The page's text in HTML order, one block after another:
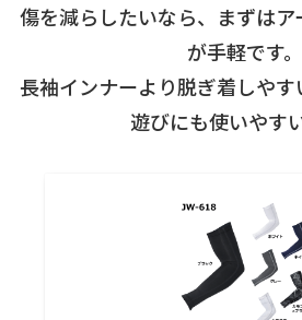
傷を減らしたいなら、まずはア
が手軽です。
長袖インナーより脱ぎ着しや
遊びにも使いやす